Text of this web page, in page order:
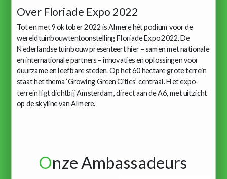
Over Floriade Expo 2022
Tot en met 9 oktober 2022 is Almere hét podium voor de
wereldtuinbouwtentoonstelling Floriade Expo 2022. De
Nederlandse tuinbouw presenteert hier – samen met nationale
en internationale partners – innovaties en oplossingen voor
duurzame en leefbare steden. Op het 60 hectare grote terrein
staat het thema ‘Growing Green Cities’ centraal. Het expo-
terrein ligt dichtbij Amsterdam, direct aan de A6, met uitzicht
op de skyline van Almere.
Onze Ambassadeurs